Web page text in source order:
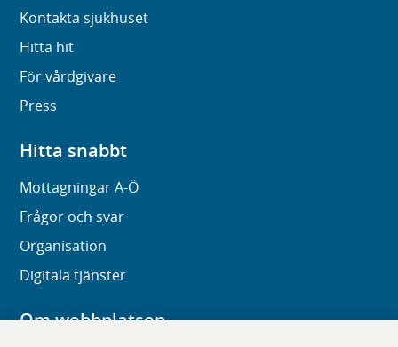
Kontakta sjukhuset
Hitta hit
För vårdgivare
Press
Hitta snabbt
Mottagningar A-Ö
Frågor och svar
Organisation
Digitala tjänster
Om webbplatsen